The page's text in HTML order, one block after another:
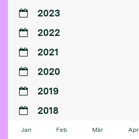
2023
2022
2021
2020
2019
2018
Jan Feb Mär Apr